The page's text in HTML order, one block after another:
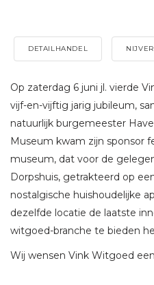
DETAILHANDEL
Op zaterdag 6 juni jl. vierde
vijf-en-vijftig jarig jubileum,
natuurlijk burgemeester
Museum kwam zijn sponsor
museum, dat voor de
Dorpshuis, getrakteerd op
nostalgische huishoudelijke
dezelfde locatie de laatste
witgoed-branche te bieden
Wij wensen Vink Witgoed